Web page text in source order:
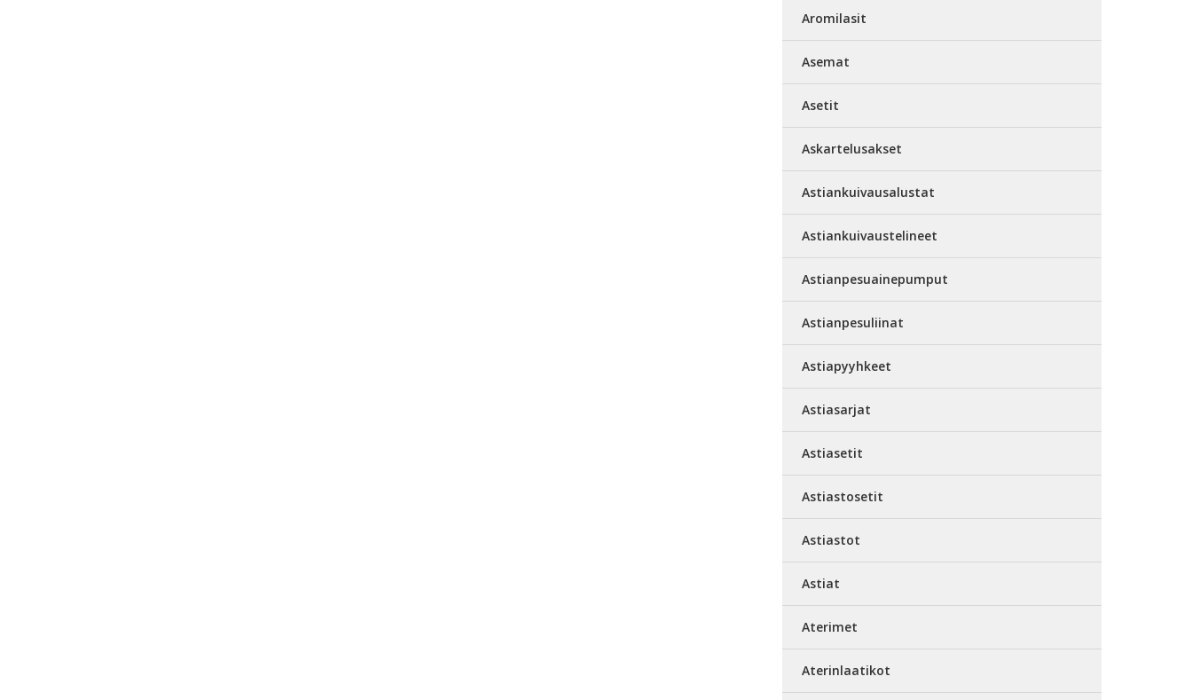
Aromilasit
Asemat
Asetit
Askartelusakset
Astiankuivausalustat
Astiankuivaustelineet
Astianpesuainepumput
Astianpesuliinat
Astiapyyhkeet
Astiasarjat
Astiasetit
Astiastosetit
Astiastot
Astiat
Aterimet
Aterinlaatikot